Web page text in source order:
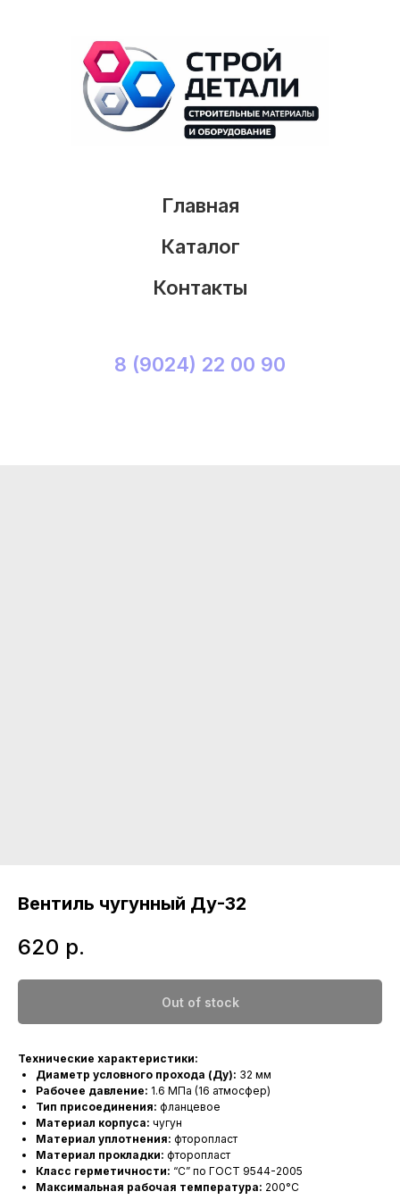
Главная
Каталог
Контакты
8 (9024) 22 00 90
Вентиль чугунный Ду-32
620 р.
Out of stock
Технические характеристики:
Диаметр условного прохода (Ду): 32 мм
Рабочее давление: 1.6 МПа (16 атмосфер)
Тип присоединения: фланцевое
Материал корпуса: чугун
Материал уплотнения: фторопласт
Материал прокладки: фторопласт
Класс герметичности: “С” по ГОСТ 9544-2005
Максимальная рабочая температура: 200°C